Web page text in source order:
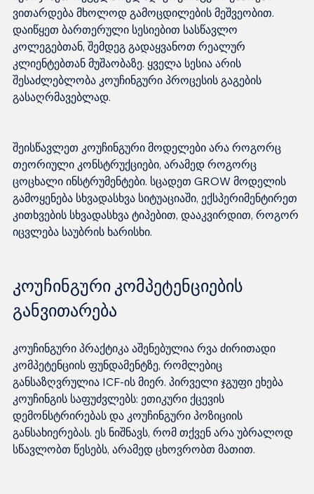
ვითარდება მხოლოდ გამოცდილების მეშვეობით.
დაიწყეთ ბართერული სესიებით სასწავლო
კოლეგებთან, შემდეგ გადაყვანოთ რეალურ
კლიენტებთან მუშაობაზე. ყველა სესია არის
შესაძლებლობა კოუჩინგური პროცესის გაგების
შეისწავლეთ კოუჩინგური მოდელები არა როგორც
თეორიული კონსტრუქციები, არამედ როგორც
ცოცხალი ინსტრუმენტები. სცადეთ GROW მოდელის
გამოყენება სხვადასხვა სიტუაციაში, ექსპერიმენტირეთ
კითხვების სხვადასხვა ტიპებით, დააკვირდით, როგორ
კოუჩინგური კომპეტენციების
განვითარება
კოუჩინგური პრაქტიკა აშენებულია რვა ძირითადი
კომპეტენციის ფუნდამენტზე, რომლებიც
განსაზღვრულია ICF-ის მიერ. პირველი ჯგუფი ეხება
კოუჩინგის საფუძვლებს: ეთიკური ქცევის
დემონსტრირებას და კოუჩინგური პოზიციის
განსახიერებას. ეს ნიშნავს, რომ თქვენ არა უბრალოდ